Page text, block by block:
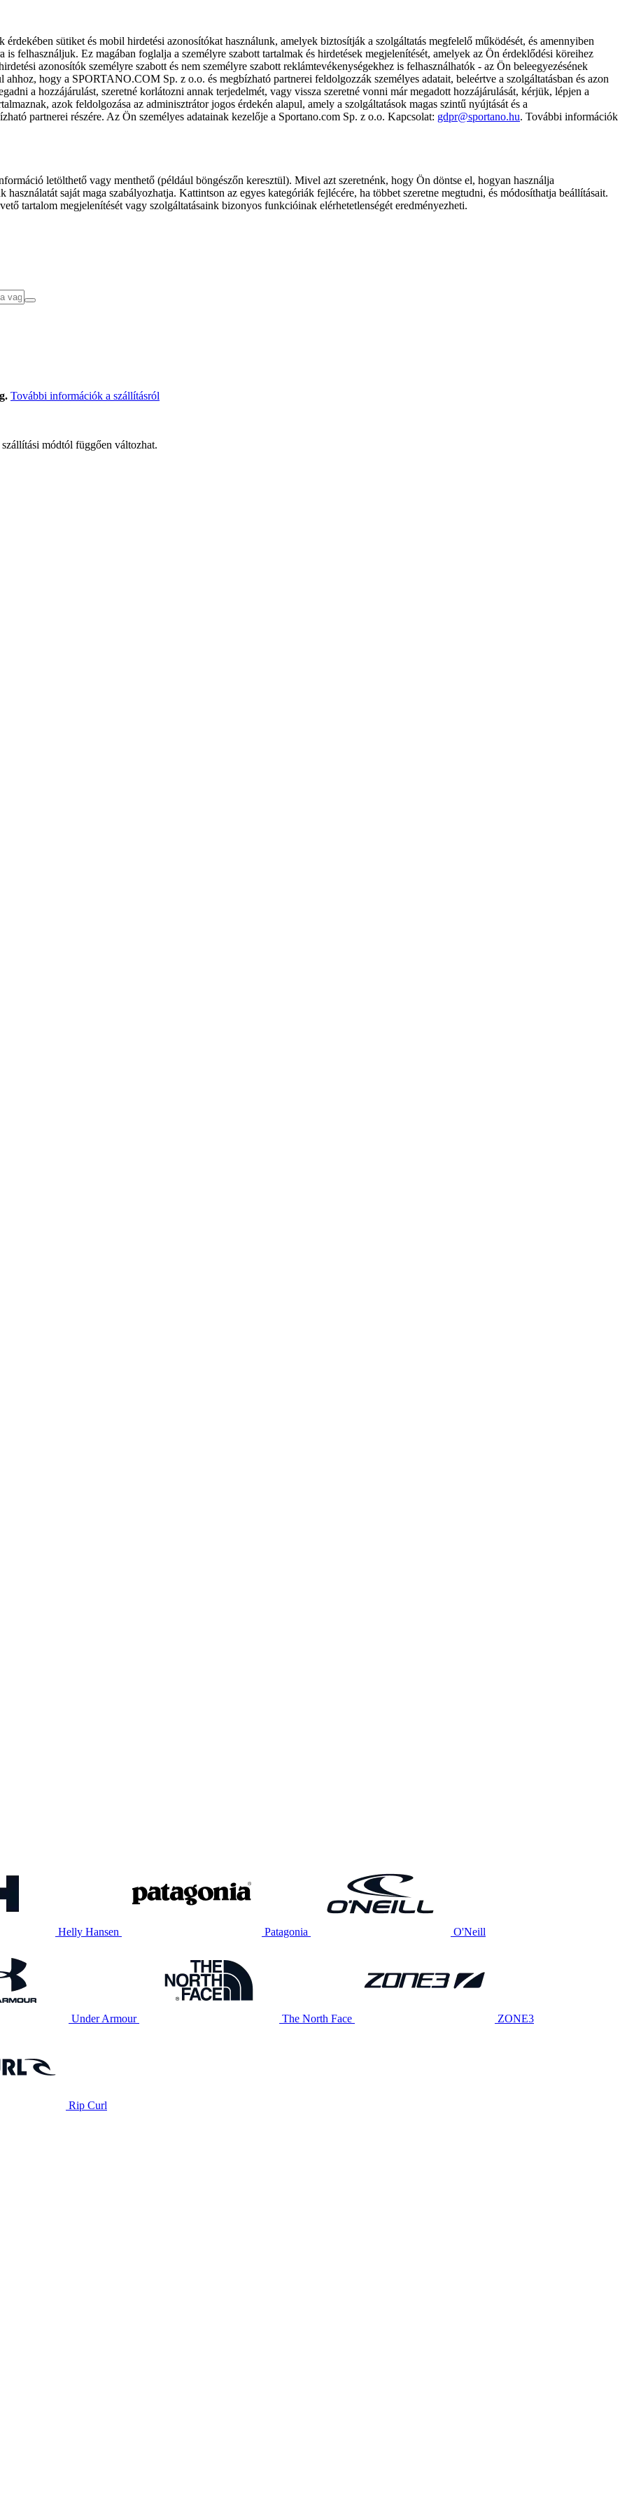
sütiket és mobil hirdetési azonosítókat használunk, amelyek biztosítják a szolgáltatás megfelelő működését, és amennyiben
is felhasználjuk. Ez magában foglalja a személyre szabott tartalmak és hirdetések megjelenítését, amelyek az Ön érdeklődési köreihez
azonosítók személyre szabott és nem személyre szabott reklámtevékenységekhez is felhasználhatók - az Ön beleegyezésének
hogy a SPORTANO.COM Sp. z o.o. és megbízható partnerei feldolgozzák személyes adatait, beleértve a szolgáltatásban és azon
a hozzájárulást, szeretné korlátozni annak terjedelmét, vagy vissza szeretné vonni már megadott hozzájárulását, kérjük, lépjen a
azok feldolgozása az adminisztrátor jogos érdekén alapul, amely a szolgáltatások magas szintű nyújtását és a
partnerei részére. Az Ön személyes adatainak kezelője a Sportano.com Sp. z o.o. Kapcsolat: gdpr@sportano.hu. További információk
letölthető vagy menthető (például böngészőn keresztül). Mivel azt szeretnénk, hogy Ön döntse el, hogyan használja
saját maga szabályozhatja. Kattintson az egyes kategóriák fejlécére, ha többet szeretne megtudni, és módosíthatja beállításait.
tartalom megjelenítését vagy szolgáltatásaink bizonyos funkcióinak elérhetetlenségét eredményezheti.
További információk a szállításról
módtól függően változhat.
Helly Hansen Patagonia O'Neill
Under Armour The North Face ZONE3
Rip Curl